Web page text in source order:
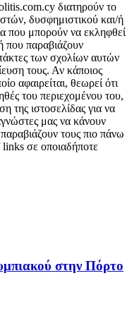
διατηρούν το
δυσφημιστικού και/ή
που μπορούν να εκληφθεί
που παραβιάζουν
των σχολίων αυτών
τους. Αν κάποιος
αφαιρείται, θεωρεί ότι
του περιεχομένου του,
της ιστοσελίδας για να
μας να κάνουν
τους πιο πάνω
σε οποιαδήποτε
στην Πόρτο